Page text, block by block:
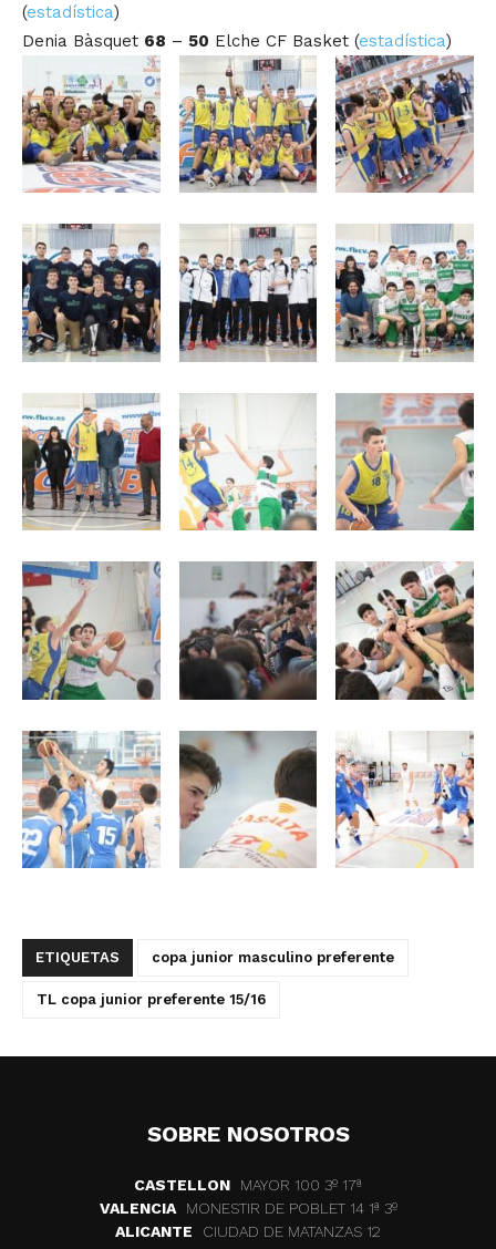
(estadística)
Denia Bàsquet 68 – 50 Elche CF Basket (estadística)
ETIQUETAS copa junior masculino preferente
TL copa junior preferente 15/16
SOBRE NOSOTROS
CASTELLON
MAYOR 100 3º 17ª
VALENCIA
MONESTIR DE POBLET 14 1ª 3º
ALICANTE
CIUDAD DE MATANZAS 12